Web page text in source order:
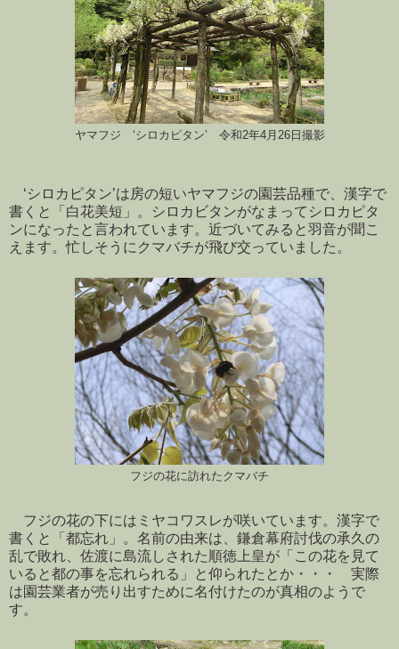
ヤマフジ ‘シロカピタン’ 令和2年4月26日撮影
‘シロカピタン’は房の短いヤマフジの園芸品種で、漢字で
書くと「白花美短」。シロカビタンがなまってシロカピタ
ンになったと言われています。近づいてみると羽音が聞こ
えます。忙しそうにクマバチが飛び交っていました。
フジの花に訪れたクマバチ
フジの花の下にはミヤコワスレが咲いています。漢字で
書くと「都忘れ」。名前の由来は、鎌倉幕府討伐の承久の
乱で敗れ、佐渡に島流しされた順徳上皇が「この花を見て
いると都の事を忘れられる」と仰られたとか・・・ 実際
は園芸業者が売り出すために名付けたのが真相のようで
す。